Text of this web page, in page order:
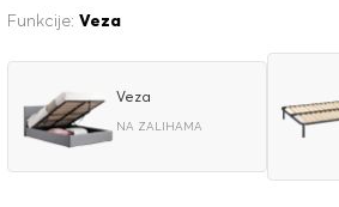
s kutijom za posteljinu
Funkcije: Veza
Veza
NA ZALIHAMA